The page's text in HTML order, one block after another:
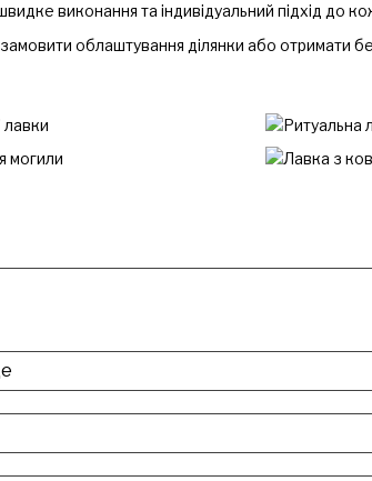
виконання та індивідуальний підхід до
облаштування ділянки або отримати